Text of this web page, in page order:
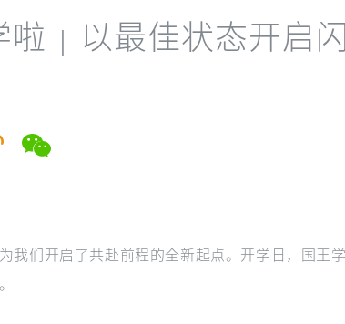
啦 | 以最佳状态开启
我们开启了共赴前程的全新起点。开学日，国